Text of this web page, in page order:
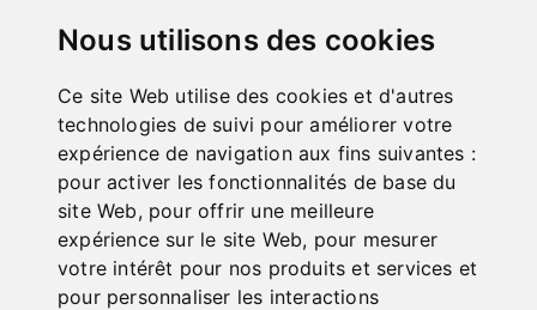
Nous utilisons des cookies
Ce site Web utilise des cookies et d'autres
technologies de suivi pour améliorer votre
expérience de navigation aux fins suivantes :
pour activer les fonctionnalités de base du
site Web, pour offrir une meilleure
expérience sur le site Web, pour mesurer
votre intérêt pour nos produits et services et
pour personnaliser les interactions
Deliverable in 2-3 business days